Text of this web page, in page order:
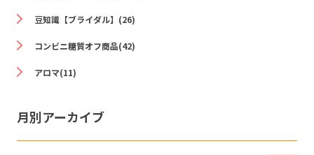
豆知識【ブライダル】(26)
コンビニ糖質オフ商品(42)
アロマ(11)
月別アーカイブ